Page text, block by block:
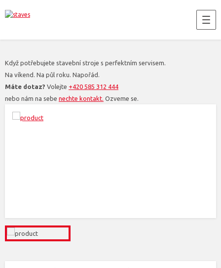
Když potřebujete stavební stroje s perfektním servisem.
Na víkend. Na půl roku. Napořád.
Máte dotaz? Volejte +420 585 312 444
nebo nám na sebe nechte kontakt. Ozveme se.